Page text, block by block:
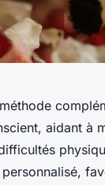
aidant à